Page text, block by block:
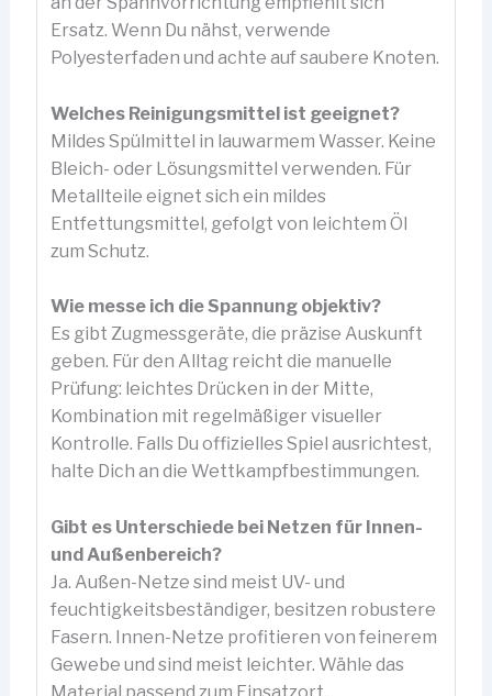
Ersatz. Wenn Du nähst, verwende
Polyesterfaden und achte auf saubere Knoten.
Welches Reinigungsmittel ist geeignet?
Mildes Spülmittel in lauwarmem Wasser. Keine
Bleich- oder Lösungsmittel verwenden. Für
Metallteile eignet sich ein mildes
Entfettungsmittel, gefolgt von leichtem Öl
zum Schutz.
Wie messe ich die Spannung objektiv?
Es gibt Zugmessgeräte, die präzise Auskunft
geben. Für den Alltag reicht die manuelle
Prüfung: leichtes Drücken in der Mitte,
Kombination mit regelmäßiger visueller
Kontrolle. Falls Du offizielles Spiel ausrichtest,
halte Dich an die Wettkampfbestimmungen.
Gibt es Unterschiede bei Netzen für Innen-
und Außenbereich?
Ja. Außen-Netze sind meist UV- und
feuchtigkeitsbeständiger, besitzen robustere
Fasern. Innen-Netze profitieren von feinerem
Gewebe und sind meist leichter. Wähle das